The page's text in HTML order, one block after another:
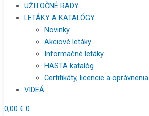
UŽITOČNÉ RADY
LETÁKY A KATALÓGY
Novinky
Akciové letáky
Informačné letáky
HASTA katalóg
Certifikáty, licencie a oprávnenia
VIDEÁ
0,00 € 0